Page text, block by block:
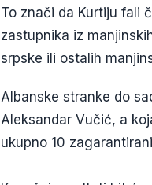
To znači da Kurtiju fali
zastupnika iz
srpske ili ostalih
Albanske stranke do
Aleksandar Vučić, a
ukupno 10